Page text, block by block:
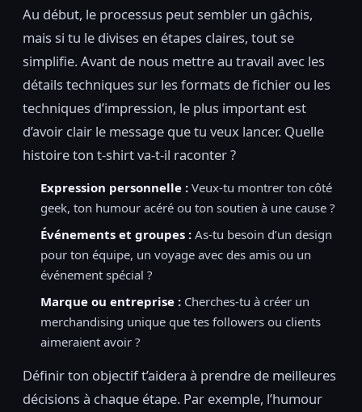
Au début, le processus peut sembler un gâchis,
mais si tu le divises en étapes claires, tout se
simplifie. Avant de nous mettre au travail avec les
détails techniques sur les formats de fichier ou les
techniques d’impression, le plus important est
d’avoir clair le message que tu veux lancer. Quelle
histoire ton t-shirt va-t-il raconter ?
Expression personnelle : Veux-tu montrer ton côté
geek, ton humour acéré ou ton soutien à une cause ?
Événements et groupes : As-tu besoin d’un design
pour ton équipe, un voyage avec des amis ou un
événement spécial ?
Marque ou entreprise : Cherches-tu à créer un
merchandising unique que tes followers ou clients
aimeraient avoir ?
Définir ton objectif t’aidera à prendre de meilleures
décisions à chaque étape. Par exemple, l’humour